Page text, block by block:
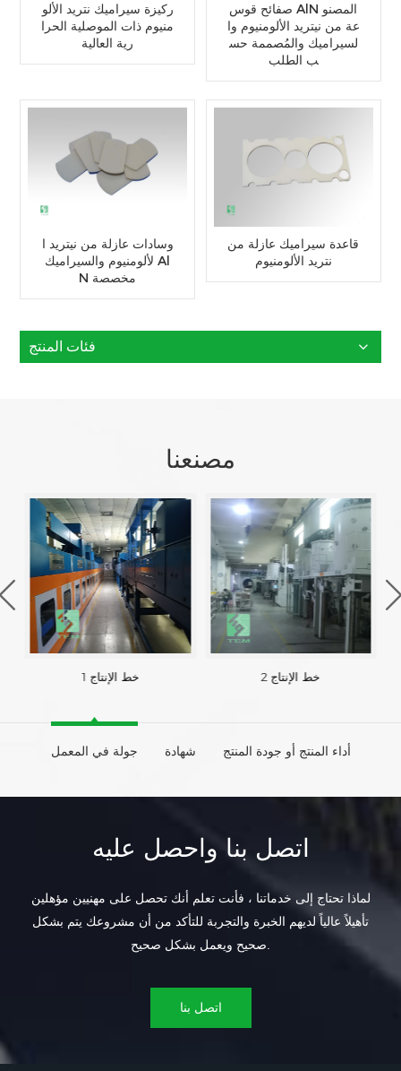
ركيزة سيراميك نتريد الألو
منيوم ذات الموصلية الحرا
رية العالية
صفائح قوس AlN المصنو
عة من نيتريد الألومنيوم وا
لسيراميك والمُصممة حس
ب الطلب
وسادات عازلة من نيتريد ا
لألومنيوم والسيراميك Al
N مخصصة
قاعدة سيراميك عازلة من
نتريد الألومنيوم
فئات المنتج
مصنعنا
خط الإنتاج 1 خط الإنتاج 2
جولة في المعمل شهادة أداء المنتج أو جودة المنتج
اتصل بنا واحصل عليه
لماذا تحتاج إلى خدماتنا ، فأنت تعلم أنك تحصل على مهنيين مؤهلين
تأهيلاً عالياً لديهم الخبرة والتجربة للتأكد من أن مشروعك يتم بشكل
صحيح ويعمل بشكل صحيح.
اتصل بنا